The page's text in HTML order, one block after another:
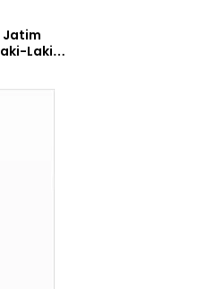
Jatim
Laki